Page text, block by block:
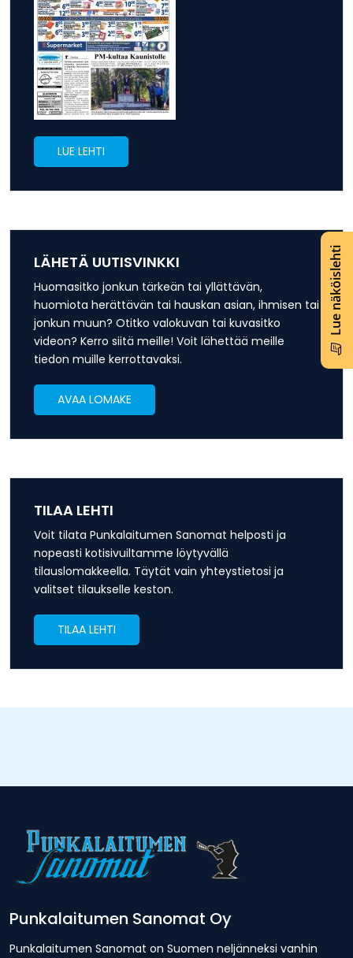
Lue näköislehti
LUE LEHTI
LÄHETÄ UUTISVINKKI
Huomasitko jonkun tärkeän tai yllättävän,
huomiota herättävän tai hauskan asian, ihmisen tai
jonkun muun? Otitko valokuvan tai kuvasitko
videon? Kerro siitä meille! Voit lähettää meille
tiedon muille kerrottavaksi.
AVAA LOMAKE
TILAA LEHTI
Voit tilata Punkalaitumen Sanomat helposti ja
nopeasti kotisivuiltamme löytyvällä
tilauslomakkeella. Täytät vain yhteystietosi ja
valitset tilaukselle keston.
TILAA LEHTI
Punkalaitumen Sanomat Oy
Punkalaitumen Sanomat on Suomen neljänneksi vanhin